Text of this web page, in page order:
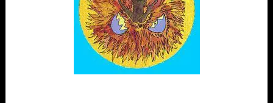
Montreal
para
"Sails,
Hermaphroditic"